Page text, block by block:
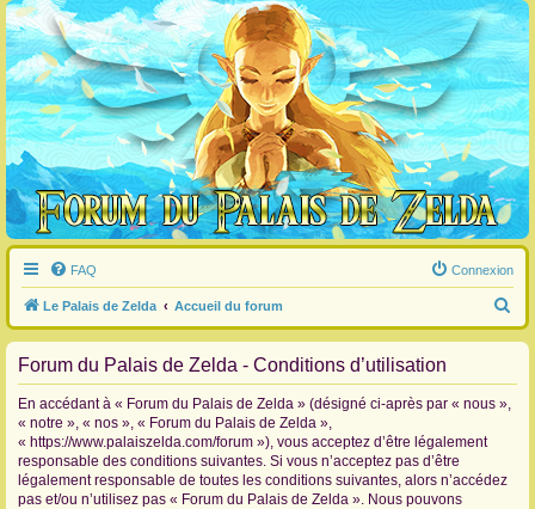
FAQ Connexion
Le Palais de Zelda Accueil du forum
e
Forum du Palais de Zelda - Conditions d’utilisation
En accédant à « Forum du Palais de Zelda » (désigné ci-après par « nous »,
« notre », « nos », « Forum du Palais de Zelda »,
« https://www.palaiszelda.com/forum »), vous acceptez d’être légalement
responsable des conditions suivantes. Si vous n’acceptez pas d’être
légalement responsable de toutes les conditions suivantes, alors n’accédez
pas et/ou n’utilisez pas « Forum du Palais de Zelda ». Nous pouvons